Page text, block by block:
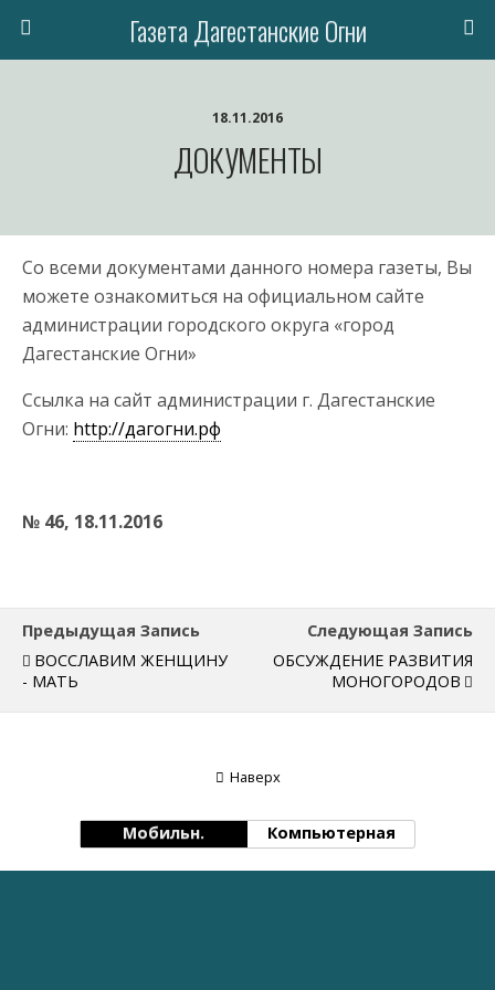
Газета Дагестанские Огни
18.11.2016
ДОКУМЕНТЫ
Со всеми документами данного номера газеты, Вы
можете ознакомиться на официальном сайте
администрации городского округа «город
Дагестанские Огни»
Ссылка на сайт администрации г. Дагестанские
Огни: http://дагогни.рф
№ 46, 18.11.2016
Предыдущая Запись
ВОССЛАВИМ ЖЕНЩИНУ
- МАТЬ
Следующая Запись
ОБСУЖДЕНИЕ РАЗВИТИЯ
МОНОГОРОДОВ
Наверх
Мобильн. Компьютерная